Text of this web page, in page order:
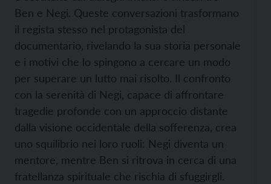
Ben e Negi. Queste conversazioni trasformano
il regista stesso nel protagonista del
documentario, rivelando la sua storia personale
e i motivi che lo spingono a cercare un modo
per superare un lutto mai risolto. Il confronto
con la serenità di Negi, capace di affrontare
tragedie profonde con un approccio distante
dalla visione occidentale della sofferenza, crea
uno squilibrio nei loro ruoli: Negi diventa un
mentore, mentre Ben si ritrova in cerca di una
fratellanza spirituale che rischia di sfuggirgli.